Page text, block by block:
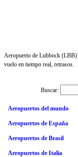
Aeropuerto de Lubbock (LBB)
vuelo en tiempo real, retrasos.
Buscar:
Aeropuertos del mundo
Aeropuertos de España
Aeropuertos de Brasil
Aeropuertos de Italia